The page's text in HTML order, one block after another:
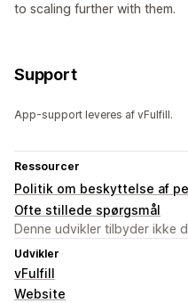
to scaling further with them.
Support
App-support leveres af vFulfill.
Ressourcer
Politik om beskyttelse af
Ofte stillede spørgsmål
Denne udvikler tilbyder ikke
Udvikler
vFulfill
Website